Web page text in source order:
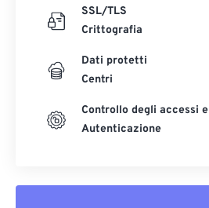
SSL/TLS
Crittografia
Dati protetti
Centri
Controllo degli accessi e
Autenticazione